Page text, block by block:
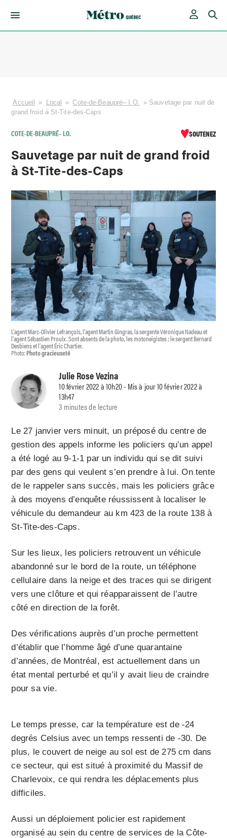
Accueil » Local » Cote-de-Beaupré– I.O. » Sauvetage par nuit de
grand froid à St-Tite-des-Caps
COTE-DE-BEAUPRÉ– I.O. SOUTENEZ
Sauvetage par nuit de grand froid
à St-Tite-des-Caps
L’agent Marc-Olivier Lefrançois, l’agent Martin Gingras, la sergente Véronique Nadeau et
l’agent Sébastien Proulx. Sont absents de la photo, les motoneigistes ; le sergent Bernard
Desbiens et l’agent Éric Chartier.
Photo:Photo gracieuseté
Julie Rose Vezina
10 février 2022 à 10h20 - Mis à jour 10 février 2022 à
13h47
3 minutes de lecture
Le 27 janvier vers minuit, un préposé du centre de
gestion des appels informe les policiers qu’un appel
a été logé au 9-1-1 par un individu qui se dit suivi
par des gens qui veulent s’en prendre à lui. On tente
de le rappeler sans succès, mais les policiers grâce
à des moyens d’enquête réussissent à localiser le
véhicule du demandeur au km 423 de la route 138 à
St-Tite-des-Caps.
Sur les lieux, les policiers retrouvent un véhicule
abandonné sur le bord de la route, un téléphone
cellulaire dans la neige et des traces qui se dirigent
vers une clôture et qui réapparaissent de l’autre
côté en direction de la forêt.
Des vérifications auprès d’un proche permettent
d’établir que l’homme âgé d’une quarantaine
d’années, de Montréal, est actuellement dans un
état mental perturbé et qu’il y avait lieu de craindre
pour sa vie.
Le temps presse, car la température est de -24
degrés Celsius avec un temps ressenti de -30. De
plus, le couvert de neige au sol est de 275 cm dans
ce secteur, qui est situé à proximité du Massif de
Charlevoix, ce qui rendra les déplacements plus
difficiles.
Aussi un déploiement policier est rapidement
organisé au sein du centre de services de la Côte-